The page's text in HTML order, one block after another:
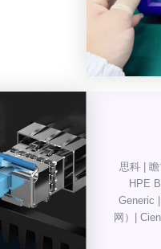
思科 |
HPE
Generic
网）|